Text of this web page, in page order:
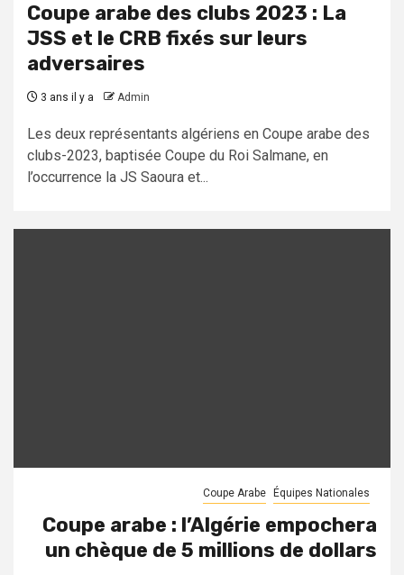
Coupe arabe des clubs 2023 : La
JSS et le CRB fixés sur leurs
adversaires
3 ans il y a Admin
Les deux représentants algériens en Coupe arabe des
clubs-2023, baptisée Coupe du Roi Salmane, en
l’occurrence la JS Saoura et...
Coupe Arabe Équipes Nationales
Coupe arabe : l’Algérie empochera
un chèque de 5 millions de dollars